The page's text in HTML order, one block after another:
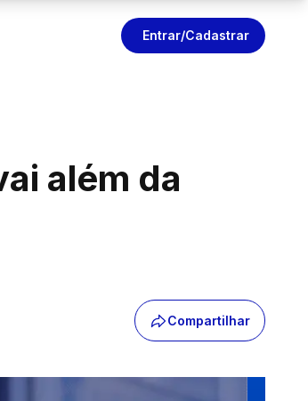
Entrar/Cadastrar
além da
Compartilhar
Compartilhar
da prescrição